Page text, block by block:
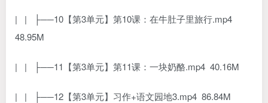
| | ├──10【第3单元】第10课：在牛肚子里旅行.mp4
48.95M
| | ├──11【第3单元】第11课：一块奶酪.mp4 40.16M
| | ├──12【第3单元】习作+语文园地3.mp4 86.84M